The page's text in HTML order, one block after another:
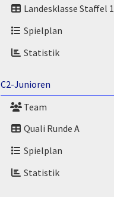
Landesklasse Staffel 1
Spielplan
Statistik
C2-Junioren
Team
Quali Runde A
Spielplan
Statistik